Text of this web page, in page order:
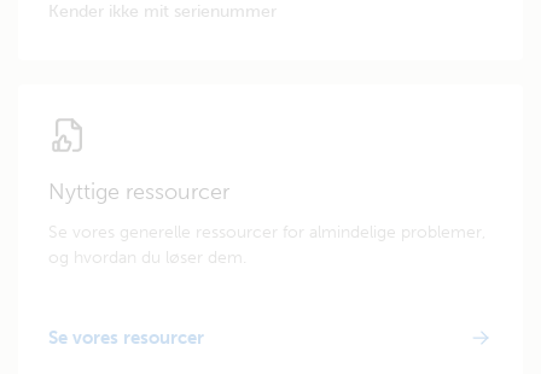
Kender ikke mit serienummer
Nyttige ressourcer
Se vores generelle ressourcer for almindelige problemer,
og hvordan du løser dem.
Se vores resourcer